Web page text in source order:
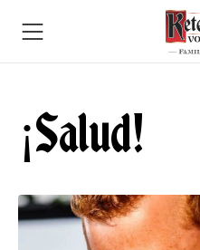
¡Salud!